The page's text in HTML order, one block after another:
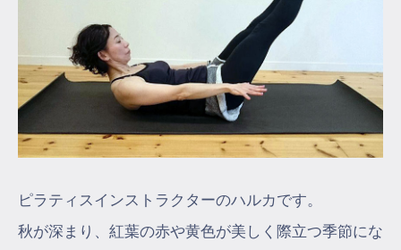
クラス参加にあたっての同意書
特定商取引にかかわる表示
プライバシーポリシー
ピラティスインストラクターのハルカです。
秋が深まり、紅葉の赤や黄色が美しく際立つ季節にな